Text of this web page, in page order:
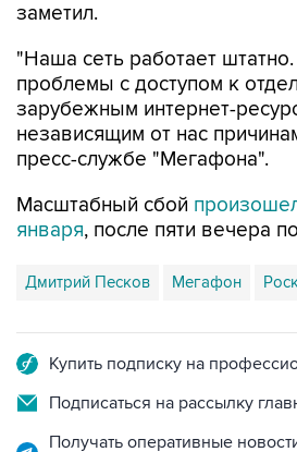
"Наша сеть работает
зарубежным интернет-
независящим от нас
пресс-службе "Мегафона".
Масштабный сбойпроизошел
Дмитрий Песков Мегафон
Подписаться на рассылку
Получать оперативные